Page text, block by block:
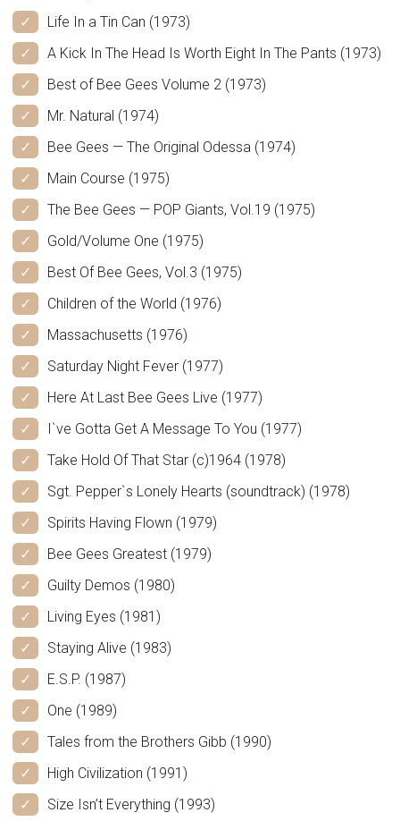
Life In a Tin Can (1973)
A Kick In The Head Is Worth Eight In The Pants (1973)
Best of Bee Gees Volume 2 (1973)
Mr. Natural (1974)
Bee Gees — The Original Odessa (1974)
Main Course (1975)
The Bee Gees — POP Giants, Vol.19 (1975)
Gold/Volume One (1975)
Best Of Bee Gees, Vol.3 (1975)
Children of the World (1976)
Massachusetts (1976)
Saturday Night Fever (1977)
Here At Last Bee Gees Live (1977)
I`ve Gotta Get A Message To You (1977)
Take Hold Of That Star (c)1964 (1978)
Sgt. Pepper`s Lonely Hearts (soundtrack) (1978)
Spirits Having Flown (1979)
Bee Gees Greatest (1979)
Guilty Demos (1980)
Living Eyes (1981)
Staying Alive (1983)
E.S.P. (1987)
One (1989)
Tales from the Brothers Gibb (1990)
High Civilization (1991)
Size Isn’t Everything (1993)